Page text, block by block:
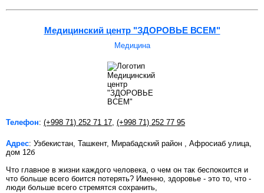
Медицинский центр "ЗДОРОВЬЕ ВСЕМ"
Медицина
Телефон: (+998 71) 252 71 17, (+998 71) 252 77 95
Адрес: Узбекистан, Ташкент, Мирабадский район , Афросиаб улица,
дом 12б
Что главное в жизни каждого человека, о чем он так беспокоится и
что больше всего боится потерять? Именно, здоровье - это то, что -
люди больше всего стремятся сохранить,